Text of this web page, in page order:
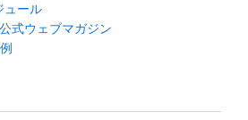
ュール
式ウェブマガジン